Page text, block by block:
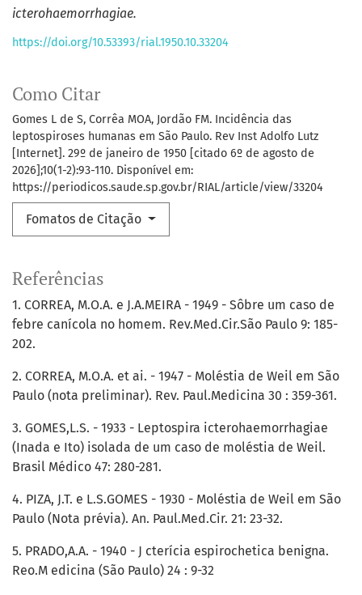
Como Citar
Gomes L de S, Corrêa MOA, Jordão FM. Incidência das
leptospiroses humanas em São Paulo. Rev Inst Adolfo Lutz
[Internet]. 29º de janeiro de 1950 [citado 6º de agosto de
2026];10(1-2):93-110. Disponível em:
https://periodicos.saude.sp.gov.br/RIAL/article/view/33204
Fomatos de Citação
icterohaemorrhagiae.
https://doi.org/10.53393/rial.1950.10.33204
Referências
1. CORREA, M.O.A. e J.A.MEIRA - 1949 - Sôbre um caso de
febre canícola no homem. Rev.Med.Cir.São Paulo 9: 185-
202.
2. CORREA, M.O.A. et ai. - 1947 - Moléstia de Weil em São
Paulo (nota preliminar). Rev. Paul.Medicina 30 : 359-361.
3. GOMES,L.S. - 1933 - Leptospira icterohaemorrhagiae
(Inada e Ito) isolada de um caso de moléstia de Weil.
Brasil Médico 47: 280-281.
4. PIZA, J.T. e L.S.GOMES - 1930 - Moléstia de Weil em São
Paulo (Nota prévia). An. Paul.Med.Cir. 21: 23-32.
5. PRADO,A.A. - 1940 - J cterícia espirochetica benigna.
Reo.M edicina (São Paulo) 24 : 9-32